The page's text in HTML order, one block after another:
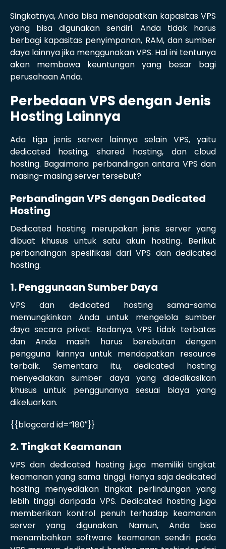
Singkatnya, Anda bisa mendapatkan kapasitas VPS
yang bisa digunakan sendiri. Anda tidak harus
berbagi kapasitas penyimpanan, RAM, dan sumber
daya lainnya jika menggunakan VPS. Hal ini tentunya
akan membawa keuntungan yang besar bagi
perusahaan Anda.
Perbedaan VPS dengan Jenis
Hosting Lainnya
Ada tiga jenis server lainnya selain VPS, yaitu
dedicated hosting, shared hosting, dan cloud
hosting. Bagaimana perbandingan antara VPS dan
masing-masing server tersebut?
Perbandingan VPS dengan Dedicated
Hosting
Dedicated hosting merupakan jenis server yang
dibuat khusus untuk satu akun hosting. Berikut
perbandingan spesifikasi dari VPS dan dedicated
hosting.
1. Penggunaan Sumber Daya
VPS dan dedicated hosting sama-sama
memungkinkan Anda untuk mengelola sumber
daya secara privat. Bedanya, VPS tidak terbatas
dan Anda masih harus berebutan dengan
pengguna lainnya untuk mendapatkan resource
terbaik. Sementara itu, dedicated hosting
menyediakan sumber daya yang didedikasikan
khusus untuk penggunanya sesuai biaya yang
dikeluarkan.
{{blogcard id=”180″}}
2. Tingkat Keamanan
VPS dan dedicated hosting juga memiliki tingkat
keamanan yang sama tinggi. Hanya saja dedicated
hosting menyediakan tingkat perlindungan yang
lebih tinggi daripada VPS. Dedicated hosting juga
memberikan kontrol penuh terhadap keamanan
server yang digunakan. Namun, Anda bisa
menambahkan software keamanan sendiri pada